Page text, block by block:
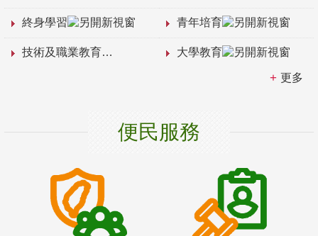
終身學習 青年培育
技術及職業教育 大學教育
更多
便民服務